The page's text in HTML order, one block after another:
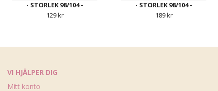
- STORLEK 98/104 -
129 kr
- STORLEK 98/104 -
189 kr
VI HJÄLPER DIG
Mitt konto